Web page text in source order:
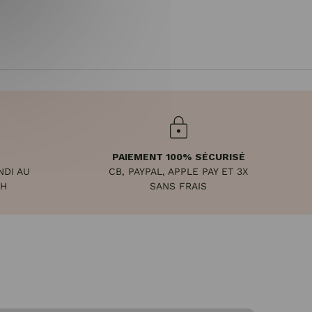
AU
PAIEMENT 100% SÉCURISÉ
CB, PAYPAL, APPLE PAY ET 3X
SANS FRAIS